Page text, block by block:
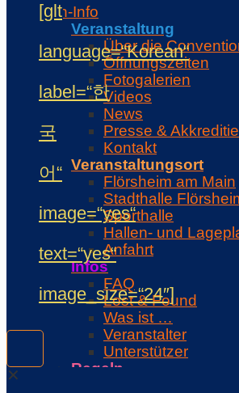
[glt
language=“Korean“
label=“한
국
어“
image=“yes“
text=“yes“
image_size=“24″]
✕
Con-Info
Veranstaltung
Über die
Öffnungszeiten
Fotogalerien
Videos
News
Presse &
Kontakt
Veranstaltungsort
Flörsheim am Main
Stadthalle
Sporthalle
Hallen- und
Anfahrt
Infos
FAQ
Lost & Found
Was ist …
Veranstalter
Unterstützer
Regeln